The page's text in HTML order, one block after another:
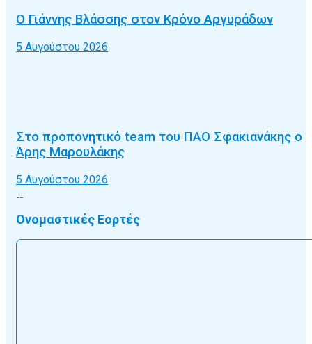
Ο Γιάννης Βλάσσης στον Κρόνο Αργυράδων
5 Αυγούστου 2026
Στο προπονητικό team του ΠΑΟ Σφακιανάκης ο
Άρης Μαρουλάκης
5 Αυγούστου 2026
Ονομαστικές Εορτές